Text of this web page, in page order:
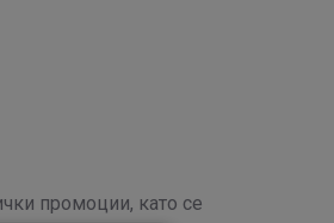
промоции, като се